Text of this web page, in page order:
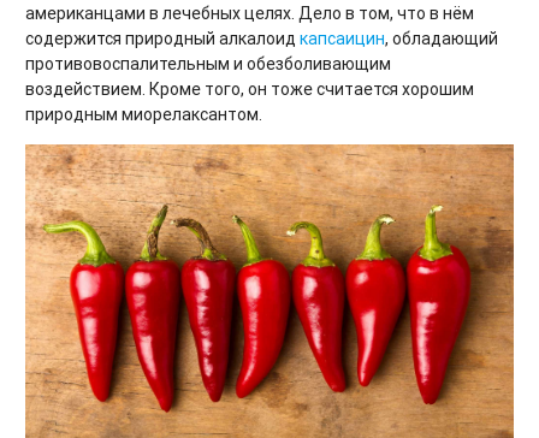
американцами в лечебных целях. Дело в том, что в нём
содержится природный алкалоид капсаицин, обладающий
противовоспалительным и обезболивающим
воздействием. Кроме того, он тоже считается хорошим
природным миорелаксантом.